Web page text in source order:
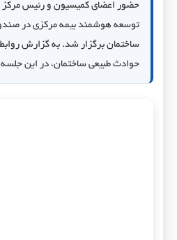
حضور اعضای کمیسیون و رئیس مرکز
توسعه هوشمند بیمه مرکزی در
ساختمان برگزار شد. به گزارش
حوادث طبیعی ساختمان، در این